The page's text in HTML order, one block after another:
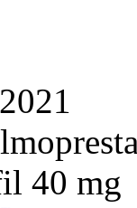
40 mg